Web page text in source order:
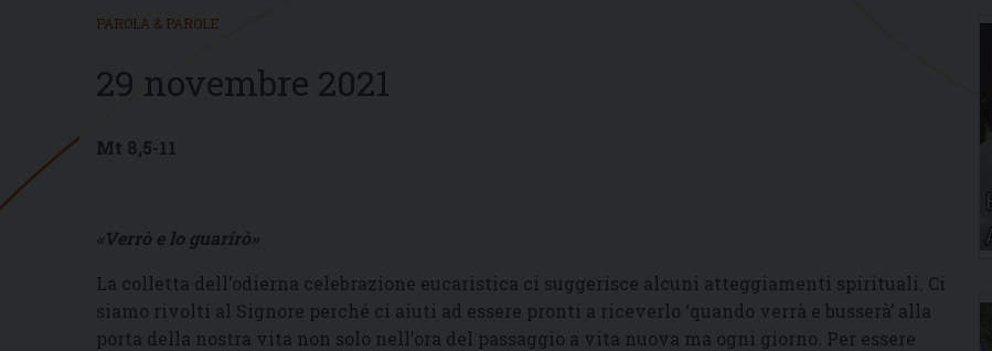
PAROLA & PAROLE
29 novembre 2021
Mt 8,5-11
«Verrò e lo guarirò»
La colletta dell’odierna celebrazione eucaristica ci suggerisce alcuni atteggiamenti spirituali. Ci
siamo rivolti al Signore perché ci aiuti ad essere pronti a riceverlo ‘quando verrà e busserà’ alla
porta della nostra vita non solo nell’ora del passaggio a vita nuova ma ogni giorno. Per essere